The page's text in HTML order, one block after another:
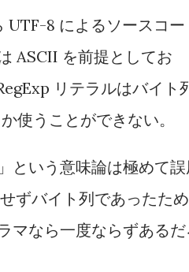
UTF-8 によるソースコー
ASCII を前提としてお
リテラルはバイト
か使うことができない。
という意味論は極めて
ずバイト列であったため
マなら一度ならずある